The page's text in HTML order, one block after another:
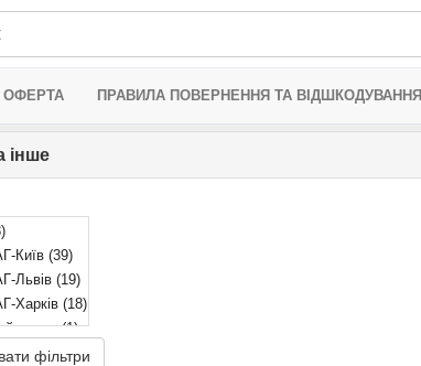
ОФЕРТА ПРАВИЛА ПОВЕРНЕННЯ ТА ВІДШКОДУВАННЯ
інше
Київ (39)
Львів (19)
Харків (18)
склад(1)
Дніпро (31)
фільтри